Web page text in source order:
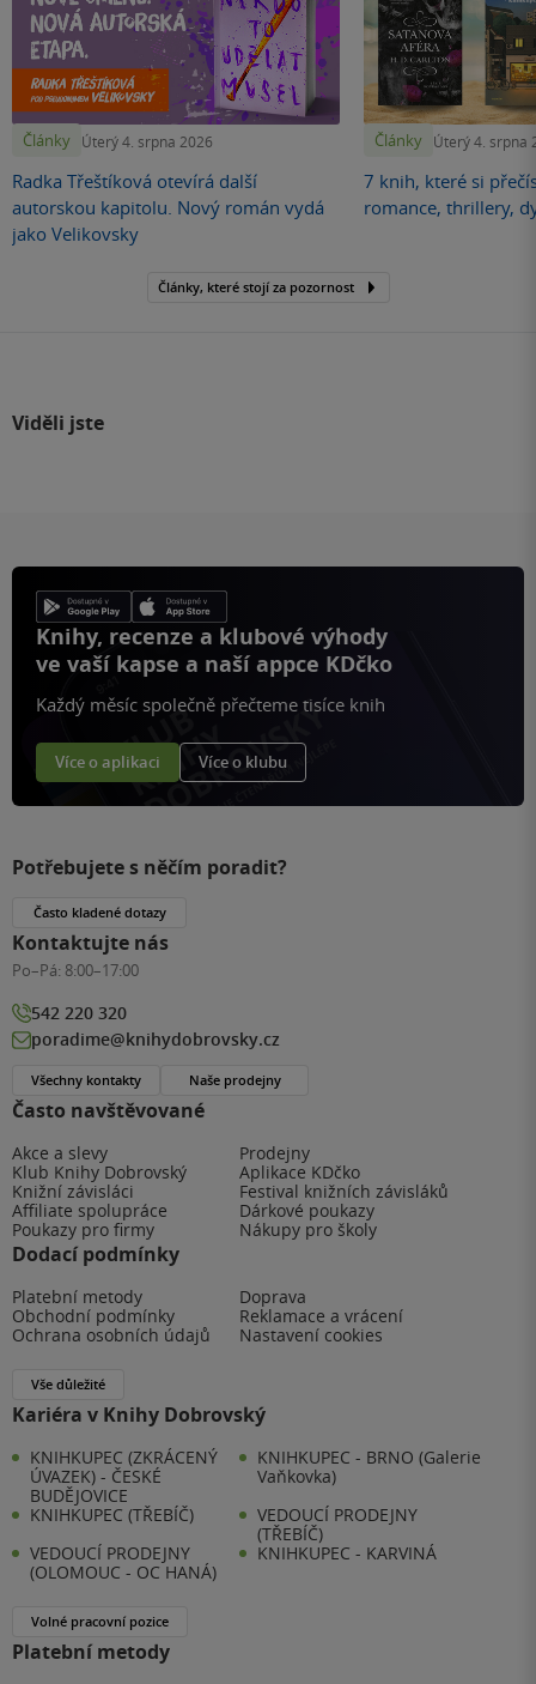
Články Úterý 4. srpna 2026
Radka Třeštíková otevírá další
autorskou kapitolu. Nový román vydá
jako Velikovsky
Články Úterý 4. srpna
7 knih, které si
romance, thrillery,
Články, které stojí za pozornost
Viděli jste
Knihy, recenze a klubové výhody
ve vaší kapse a naší appce KDčko
Každý měsíc společně přečteme tisíce knih
Více o aplikaci Více o klubu
Často navštěvované
Akce a slevy
Prodejny
Klub Knihy Dobrovský
Aplikace KDčko
Knižní závisláci
Festival knižních závisláků
Affiliate spolupráce
Dárkové poukazy
Poukazy pro firmy
Nákupy pro školy
Dodací podmínky
Platební metody
Doprava
Obchodní podmínky
Reklamace a vrácení
Ochrana osobních údajů
Nastavení cookies
Vše důležité
Kariéra v Knihy Dobrovský
KNIHKUPEC (ZKRÁCENÝ
ÚVAZEK) - ČESKÉ
BUDĚJOVICE
KNIHKUPEC - BRNO (Galerie
Vaňkovka)
KNIHKUPEC (TŘEBÍČ)
VEDOUCÍ PRODEJNY
(TŘEBÍČ)
VEDOUCÍ PRODEJNY
(OLOMOUC - OC HANÁ)
KNIHKUPEC - KARVINÁ
Volné pracovní pozice
Platební metody
Potřebujete s něčím poradit?
Často kladené dotazy
Kontaktujte nás
Po–Pá: 8:00–17:00
542 220 320
poradime@knihydobrovsky.cz
Všechny kontakty Naše prodejny